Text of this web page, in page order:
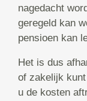
nagedacht
geregeld kan
pensioen kan
Het is dus
of zakelijk
u de kosten